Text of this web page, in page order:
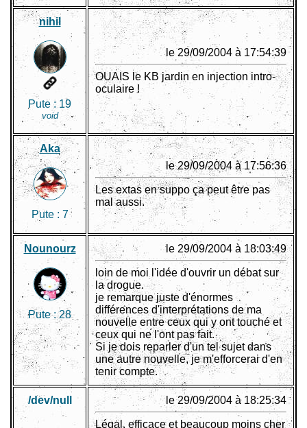
nihil
Pute : 19
void
le 29/09/2004 à 17:54:39
OUAIS le KB jardin en injection intro-
oculaire !
Aka
Pute : 7
le 29/09/2004 à 17:56:36
Les extas en suppo ça peut être pas
mal aussi.
Nounourz
Pute :28
le 29/09/2004 à 18:03:49
loin de moi l'idée d'ouvrir un débat sur
la drogue.
je remarque juste d'énormes
différences d'interprétations de ma
nouvelle entre ceux qui y ont touché et
ceux qui ne l'ont pas fait.
Si je dois reparler d'un tel sujet dans
une autre nouvelle, je m'efforcerai d'en
tenir compte.
/dev/null le 29/09/2004 à 18:25:34
Légal, efficace et beaucoup moins cher